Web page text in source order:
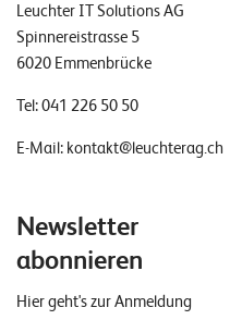
Leuchter IT Solutions AG
Spinnereistrasse 5
6020 Emmenbrücke
Tel:041 226 50 50
E-Mail: kontakt@leuchterag.ch
Newsletter
abonnieren
Hier geht's zur Anmeldung